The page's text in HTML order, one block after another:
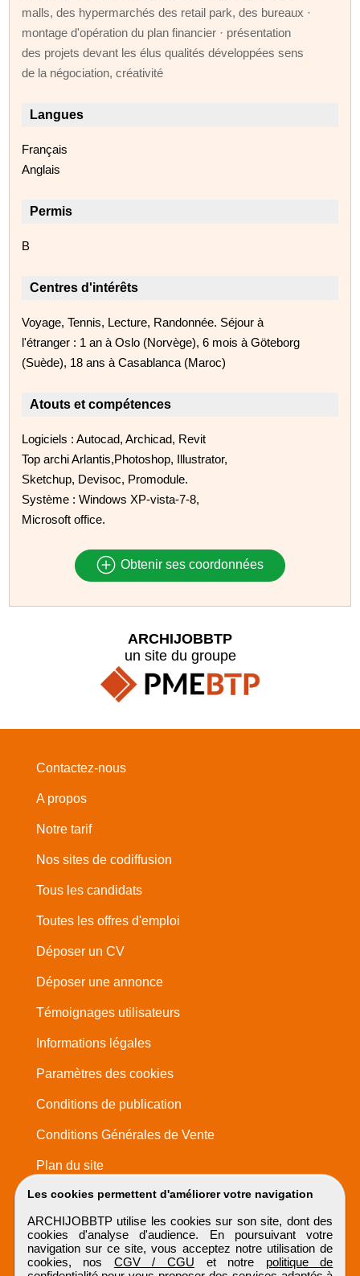
malls, des hypermarchés des retail park, des bureaux ·
montage d'opération du plan financier · présentation
des projets devant les élus qualités développées sens
de la négociation, créativité
Langues
Français
Anglais
Permis
B
Centres d'intérêts
Voyage, Tennis, Lecture, Randonnée. Séjour à
l'étranger : 1 an à Oslo (Norvège), 6 mois à Göteborg
(Suède), 18 ans à Casablanca (Maroc)
Atouts et compétences
Logiciels : Autocad, Archicad, Revit
Top archi Arlantis,Photoshop, Illustrator,
Sketchup, Devisoc, Promodule.
Système : Windows XP-vista-7-8,
Microsoft office.
Obtenir ses coordonnées
Les cookies permettent d'améliorer votre navigation
ARCHIJOBBTP utilise les cookies sur son site, dont des
cookies d'analyse d'audience. En poursuivant votre
navigation sur ce site, vous acceptez notre utilisation de
cookies, nos CGV / CGU et notre politique de
ARCHIJOBBTP
un site du groupe
Contactez-nous
A propos
Notre tarif
Nos sites de codiffusion
Tous les candidats
Toutes les offres d'emploi
Déposer un CV
Déposer une annonce
Témoignages utilisateurs
Informations légales
Paramètres des cookies
Conditions de publication
Conditions Générales de Vente
Plan du site